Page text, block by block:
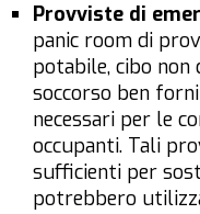
Provviste di
panic room di
potabile, cibo
soccorso ben
necessari per le
occupanti. Tali
sufficienti per
potrebbero